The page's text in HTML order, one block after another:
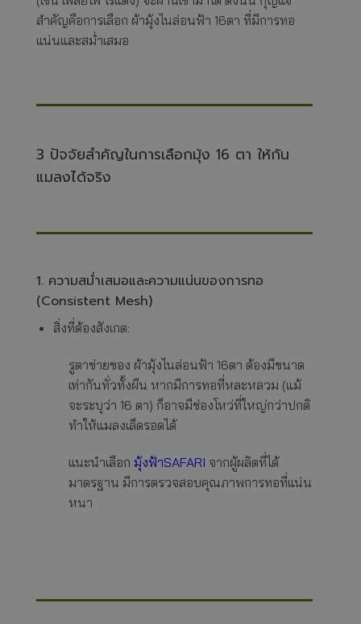
สำคัญคือการเลือก ผ้ามุ้งไนล่อนฟ้า 16ตา ที่มีการทอ
แน่นและสม่ำเสมอ
3 ปัจจัยสำคัญในการเลือกมุ้ง 16 ตา ให้กัน
แมลงได้จริง
1. ความสม่ำเสมอและความแน่นของการทอ
(Consistent Mesh)
สิ่งที่ต้องสังเกต:
รูตาข่ายของ ผ้ามุ้งไนล่อนฟ้า 16ตา ต้องมีขนาด
เท่ากันทั่วทั้งผืน หากมีการทอที่หละหลวม (แม้
จะระบุว่า 16 ตา) ก็อาจมีช่องโหว่ที่ใหญ่กว่าปกติ
ทำให้แมลงเล็ดรอดได้
แนะนำเลือก มุ้งฟ้าSAFARI จากผู้ผลิตที่ได้
มาตรฐาน มีการตรวจสอบคุณภาพการทอที่แน่น
หนา